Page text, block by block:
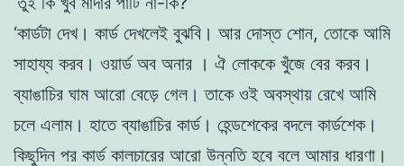
‘কার্ডটা দেখ। কার্ড দেখলেই বুঝবি। আর দোস্ত শােন, তােকে আমি
সাহায্য করব। ওয়ার্ড অব অনার । ঐ লােককে খুঁজে বের করব।
ব্যাঙাচির ঘাম আরাে বেড়ে গেল। তাকে ওই অবস্থায় রেখে আমি
চলে এলাম। হাতে ব্যাঙাচির কার্ড। হেন্ডশেকের বদলে কার্ডশেক।
কিছুদিন পর কার্ড কালচারের আরাে উন্নতি হবে বলে আমার ধারণা।